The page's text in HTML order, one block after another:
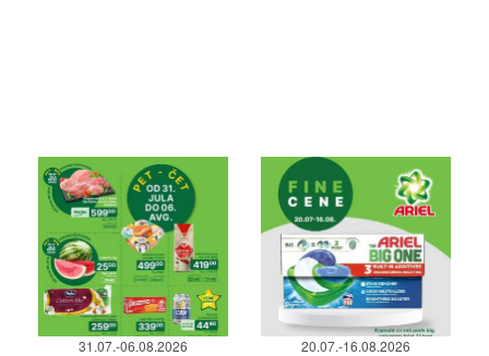
31.07.-06.08.2026 20.07.-16.08.2026